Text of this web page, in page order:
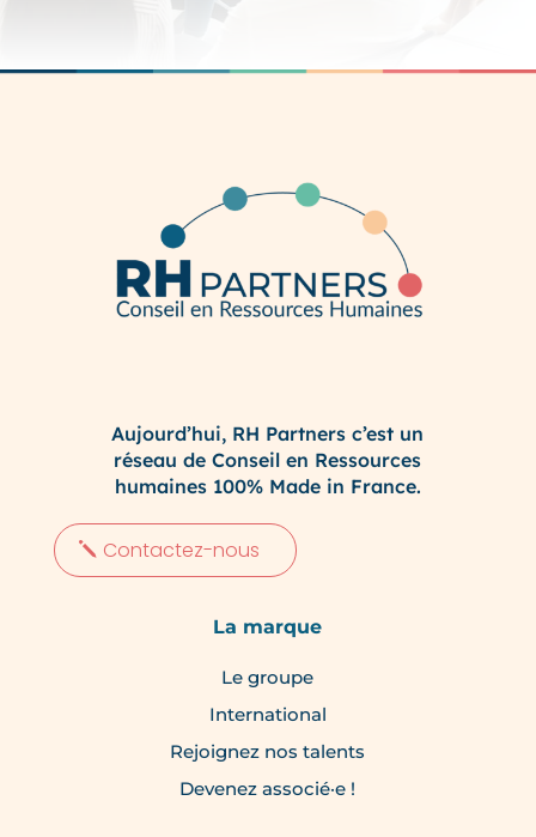
Aujourd’hui, RH Partners c’est un
réseau de Conseil en Ressources
humaines 100% Made in France.
Contactez-nous
La marque
Le groupe
International
Rejoignez nos talents
Devenez associé·e !